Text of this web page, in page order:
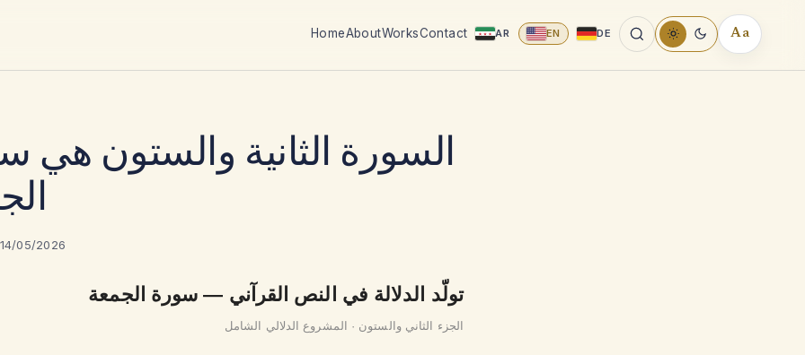
HomeAboutWorksContact AR EN DE AaREADING
TOOLS
السورة الثانية والستون هي
05/2026
تولّد الدلالة في النص القرآني — سورة الجمعة
الجزء الثاني والستون · المشروع الدلالي الشامل